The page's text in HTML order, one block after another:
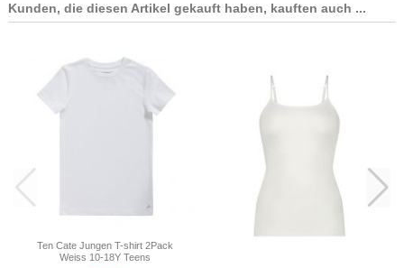
Ten Cate Jungen Boxershort 2Pack
Kunden, die diesen Artikel gekauft haben, kauften auch ...
Ten Cate Jungen T-shirt 2Pack
Weiss 10-18Y Teens